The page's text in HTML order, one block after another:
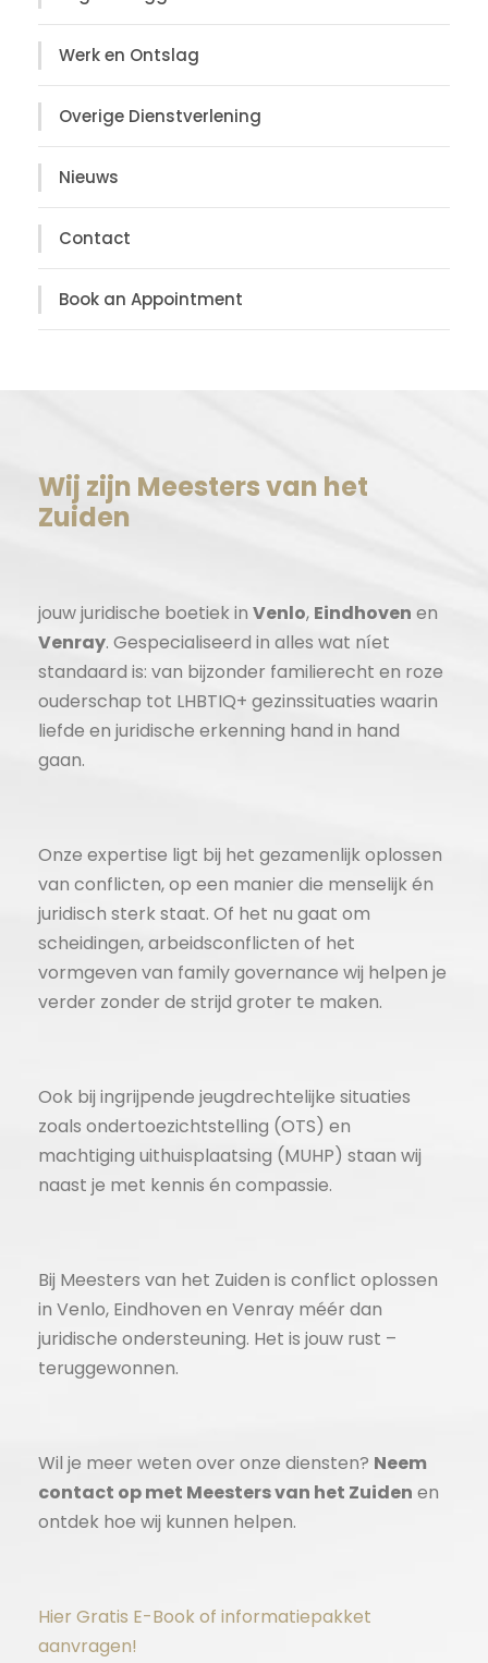
Werk en Ontslag
Overige Dienstverlening
Nieuws
Contact
Book an Appointment
Wij zijn Meesters van het
Zuiden
jouw juridische boetiek in Venlo, Eindhoven en
Venray. Gespecialiseerd in alles wat níet
standaard is: van bijzonder familierecht en roze
ouderschap tot LHBTIQ+ gezinssituaties waarin
liefde en juridische erkenning hand in hand
gaan.
Onze expertise ligt bij het gezamenlijk oplossen
van conflicten, op een manier die menselijk én
juridisch sterk staat. Of het nu gaat om
scheidingen, arbeidsconflicten of het
vormgeven van family governance wij helpen je
verder zonder de strijd groter te maken.
Ook bij ingrijpende jeugdrechtelijke situaties
zoals ondertoezichtstelling (OTS) en
machtiging uithuisplaatsing (MUHP) staan wij
naast je met kennis én compassie.
Bij Meesters van het Zuiden is conflict oplossen
in Venlo, Eindhoven en Venray méér dan
juridische ondersteuning. Het is jouw rust –
teruggewonnen.
Wil je meer weten over onze diensten? Neem
contact op met Meesters van het Zuiden en
ontdek hoe wij kunnen helpen.
Hier Gratis E-Book of informatiepakket
aanvragen!